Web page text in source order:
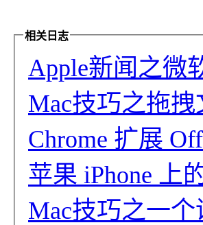
相关日志
Apple新闻之微
Mac技巧之拖拽
Chrome 扩展
苹果 iPhone 上
Mac技巧之一